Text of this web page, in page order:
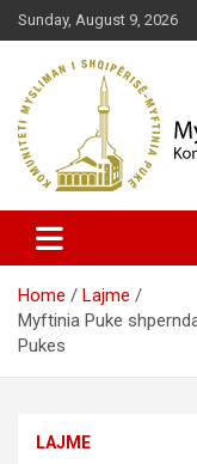
Skip
to
content
Sunday, August 9, 2026
Myftinia
Home
Lajme
Myftinia Puke
Pukes
LAJME